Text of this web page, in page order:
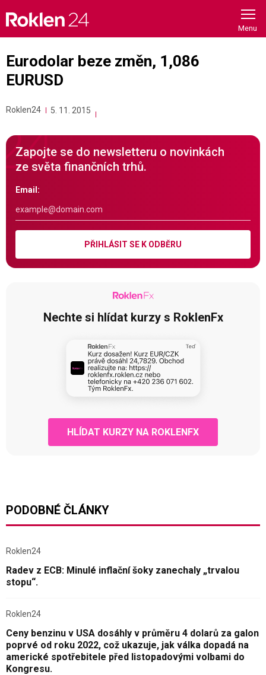
content
Eurodolar beze změn, 1,086
EURUSD
Roklen24 5. 11. 2015
Zapojte se do newsletteru o novinkách
ze světa finančních trhů.
Email:
PŘIHLÁSIT SE K ODBĚRU
Nechte si hlídat kurzy s RoklenFx
HLÍDAT KURZY NA ROKLENFX
PODOBNÉ ČLÁNKY
Roklen24
Radev z ECB: Minulé inflační šoky zanechaly „trvalou
stopu“.
Roklen24
Ceny benzinu v USA dosáhly v průměru 4 dolarů za galon
poprvé od roku 2022, což ukazuje, jak válka dopadá na
americké spotřebitele před listopadovými volbami do
Kongresu.